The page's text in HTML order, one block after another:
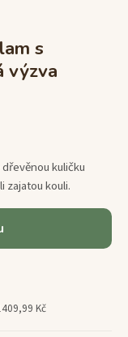
s
výzva
kuličku
zajatou kouli.
Kč